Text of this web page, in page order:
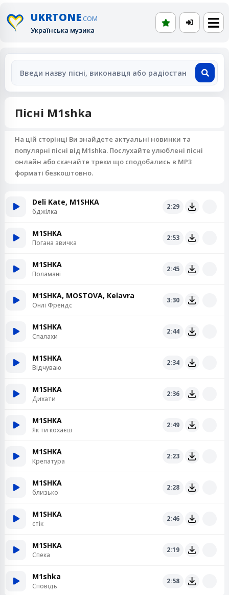
UKRTONE.COM
Українська музика
Пісні M1shka
На цій сторінці Ви знайдете актуальні новинки та
популярні пісні від M1shka. Послухайте улюблені пісні
онлайн або скачайте треки що сподобались в MP3
форматі безкоштовно.
Deli Kate, M1SHKA
бджілка
2:29
M1SHKA
Погана звичка
2:53
M1SHKA
Поламані
2:45
M1SHKA, MOSTOVA, Kelavra
Онлі Френдс
3:30
M1SHKA
Спалахи
2:44
M1SHKA
Відчуваю
2:34
M1SHKA
Дихати
2:36
M1SHKA
Як ти кохаєш
2:49
M1SHKA
Крепатура
2:23
M1SHKA
близько
2:28
M1SHKA
стік
2:46
M1SHKA
Спека
2:19
M1shka
Сповідь
2:58